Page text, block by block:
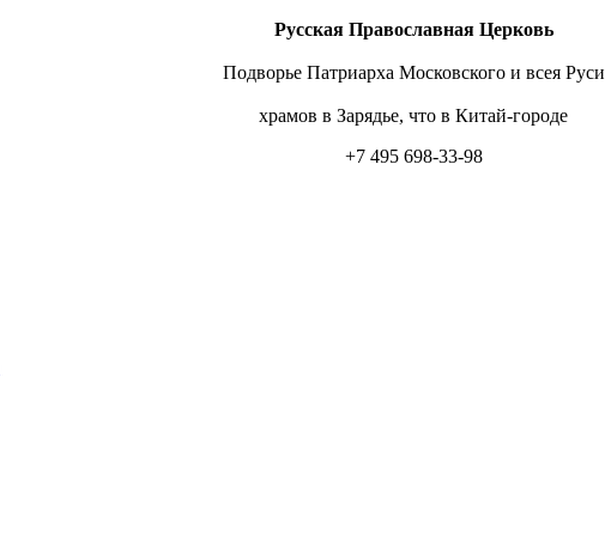
Русская Православная Церковь
Подворье Патриарха Московского и всея Руси
храмов в Зарядье, что в Китай-городе
+7 495 698-33-98